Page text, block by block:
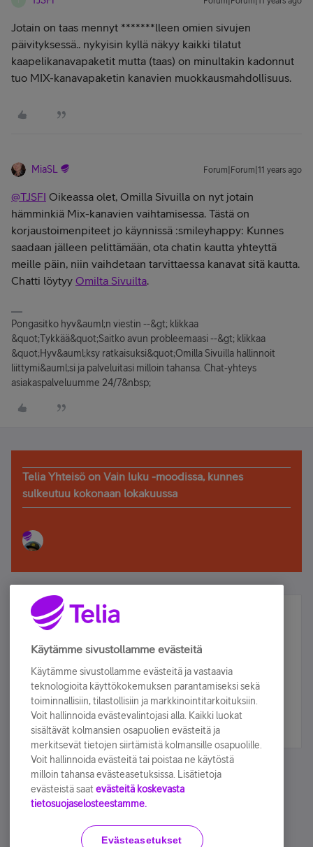
Jotain on taas mennyt *******lleen omien sivujen
päivityksessä.. nykyisin kyllä näkyy kaikki tilatut
kaapelikanavapaketit mutta (taas) on minultakin kadonnut
tuo MIX-kanavapaketin kanavien muokkausmahdollisuus.
MiaSL Forum|Forum|11 years ago
@TJSFI Oikeassa olet, Omilla Sivuilla on nyt jotain
hämminkiä Mix-kanavien vaihtamisessa. Tästä on
korjaustoimenpiteet jo käynnissä :smileyhappy: Kunnes
saadaan jälleen pelittämään, ota chatin kautta yhteyttä
meille päin, niin vaihdetaan tarvittaessa kanavat sitä kautta.
Chatti löytyy Omilta Sivuilta.
Pongasitko hyv&auml;n viestin --&gt; klikkaa
&quot;Tykkää&quot;Saitko avun probleemaasi --&gt; klikkaa
&quot;Hyv&auml;ksy ratkaisuksi&quot;Omilla Sivuilla hallinnoit
liittymi&auml;si ja palveluitasi milloin tahansa. Chat-yhteys
asiakaspalveluumme 24/7&nbsp;
Telia Yhteisö on Vain luku -moodissa, kunnes
sulkeutuu kokonaan lokakuussa
Älä jää paitsi – osallistu ja voita!
Tilaa Telian uutiskirje ja olet mukana arvonnassa.
sähköpostiisi.
Tilaa nyt
Käyttöehdot Accessibility statement
Käytämme sivustollamme evästeitä
Käytämme sivustollamme evästeitä ja vastaavia
teknologioita käyttökokemuksen parantamiseksi sekä
toiminnallisiin, tilastollisiin ja markkinointitarkoituksiin.
Voit hallinnoida evästevalintojasi alla. Kaikki luokat
sisältävät kolmansien osapuolien evästeitä ja
merkitsevät tietojen siirtämistä kolmansille osapuolille.
Voit hallinnoida evästeitä tai poistaa ne käytöstä
milloin tahansa evästeasetuksissa. Lisätietoja
evästeistä saat evästeitä koskevasta
tietosuojaselosteestamme.
Evästeasetukset